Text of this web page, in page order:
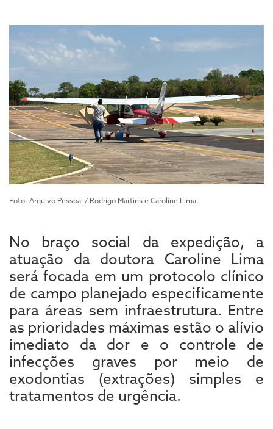
Foto: Arquivo Pessoal / Rodrigo Martins e Caroline Lima.
No braço social da expedição, a
atuação da doutora Caroline Lima
será focada em um protocolo clínico
de campo planejado especificamente
para áreas sem infraestrutura. Entre
as prioridades máximas estão o alívio
imediato da dor e o controle de
infecções graves por meio de
exodontias (extrações) simples e
tratamentos de urgência.